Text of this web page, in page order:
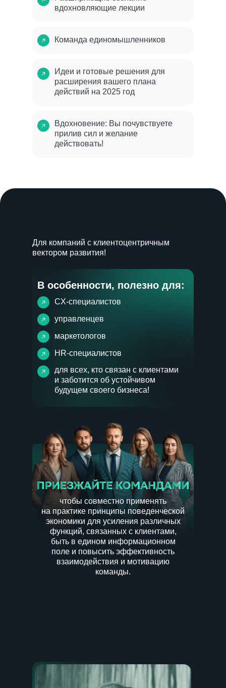
Команда единомышленников
Идеи и готовые решения для
расширения вашего плана
действий на 2025 год
Вдохновение: Вы почувствуете
прилив сил и желание
действовать!
вдохновляющие лекции
В особенности, полезно для:
Для компаний с клиентоцентричным
вектором развития!
HR-специалистов
маркетологов
управленцев
для всех, кто связан с клиентами
и заботится об устойчивом
будущем своего бизнеса!
CX-специалистов
чтобы совместно применять
на практике принципы поведенческой
экономики для усиления различных
функций, связанных с клиентами,
быть в едином информационном
поле и повысить эффективность
взаимодействия и мотивацию
команды.